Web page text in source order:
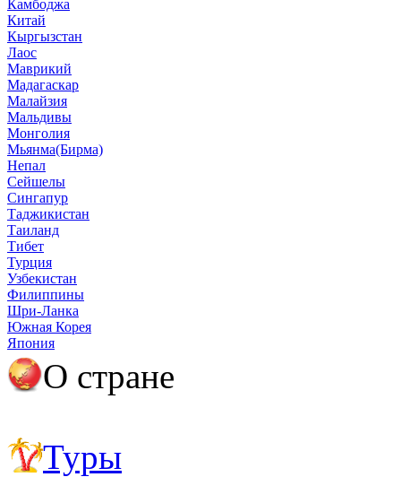
Камбоджа
Китай
Кыргызстан
Лаос
Маврикий
Мадагаскар
Малайзия
Мальдивы
Монголия
Мьянма(Бирма)
Непал
Сейшелы
Сингапур
Таджикистан
Таиланд
Тибет
Турция
Узбекистан
Филиппины
Шри-Ланка
Южная Корея
Япония
О стране
Важно знать
Полезные адреса и телефоны
Туры